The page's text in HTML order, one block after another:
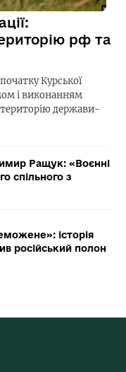
рф та
Курської
і виконанням
територію держави-
Ращук: «Воєнні
спільного з
історія
російський полон